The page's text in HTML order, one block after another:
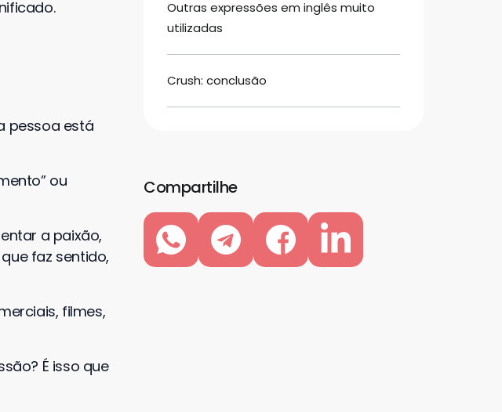
pessoa está
ou
a paixão,
faz sentido,
filmes,
É isso que
Outras expressões em inglês muito
utilizadas
Crush: conclusão
Compartilhe